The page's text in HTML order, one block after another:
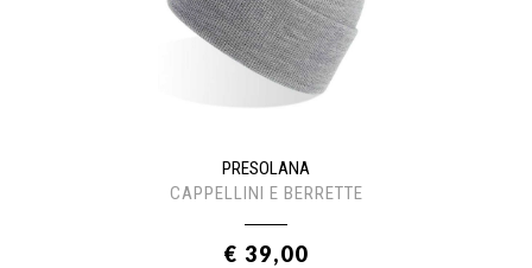
PRESOLANA
CAPPELLINI E BERRETTE
€ 39,00